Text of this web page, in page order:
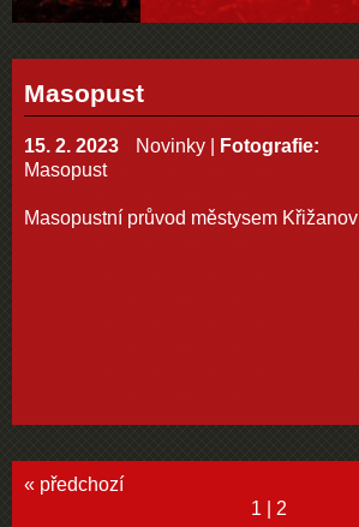
Masopust
15. 2. 2023 Novinky
Fotografie:
Masopust
Masopustní průvod městysem Křižanov
« předchozí
1
2